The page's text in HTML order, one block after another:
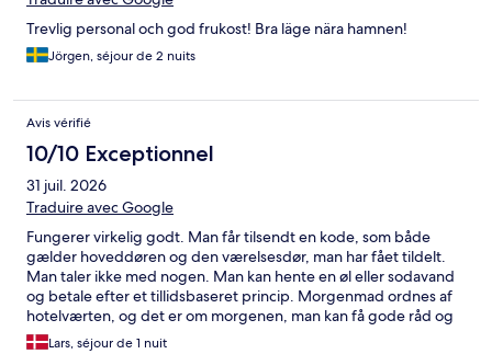
Trevlig personal och god frukost! Bra läge nära hamnen!
Jörgen, séjour de 2 nuits
Avis vérifié
10/10 Exceptionnel
31 juil. 2026
Traduire avec Google
Fungerer virkelig godt. Man får tilsendt en kode, som både
gælder hoveddøren og den værelsesdør, man har fået tildelt.
Man taler ikke med nogen. Man kan hente en øl eller sodavand
og betale efter et tillidsbaseret princip. Morgenmad ordnes af
hotelværten, og det er om morgenen, man kan få gode råd og
få lov til at betale
Lars, séjour de 1 nuit